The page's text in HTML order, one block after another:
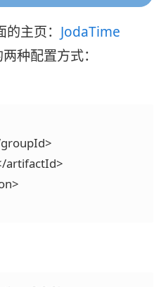
主页： JodaTime
种配置方式：
groupId>
artifactId>